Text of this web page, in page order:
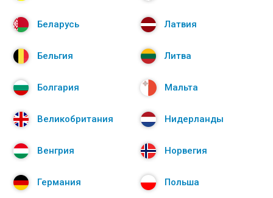
Беларусь
Бельгия
Болгария
Великобритания
Венгрия
Германия
Латвия
Литва
Мальта
Нидерланды
Норвегия
Польша